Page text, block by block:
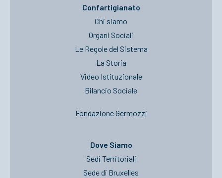
Confartigianato
Chi siamo
Organi Sociali
Le Regole del Sistema
La Storia
Video Istituzionale
Bilancio Sociale
Fondazione Germozzi
Dove Siamo
Sedi Territoriali
Sede di Bruxelles